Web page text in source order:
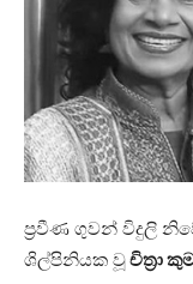
ප්‍රවීණ ගුවන් විදුලි
ශිල්පිනියක වූචිත්‍රා